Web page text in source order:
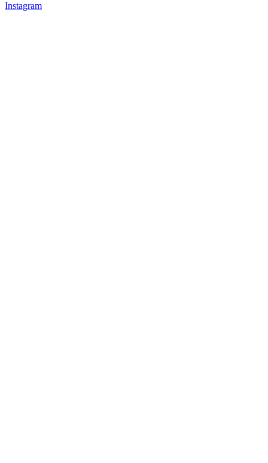
Instagram